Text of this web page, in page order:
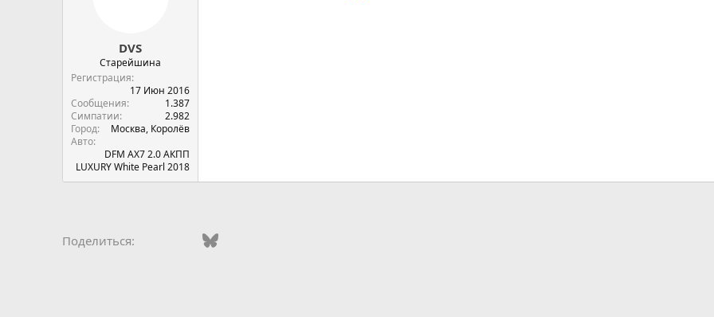
DVS
Старейшина
Регистрация
17 Июн 2016
Сообщения
1.387
Симпатии
2.982
Город
Москва, Королёв
Авто
DFM AX7 2.0 АКПП
LUXURY White Pearl 2018
Поделиться: Vkontakte
FacebookBluesky